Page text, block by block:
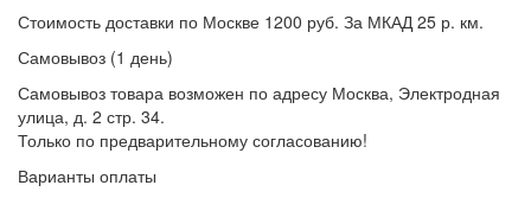
Стоимость доставки по Москве 1200 руб. За МКАД 25 р. км.
Самовывоз (1 день)
Самовывоз товара возможен по адресу Москва, Электродная
улица, д. 2 стр. 34.
Только по предварительному согласованию!
Варианты оплаты